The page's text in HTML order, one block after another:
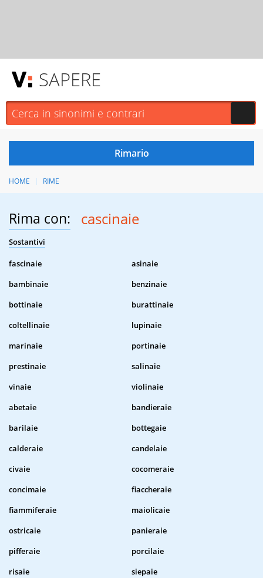
SAPERE
HOME RIME
Rima con: cascinaie
Sostantivi
fascinaie
asinaie
bambinaie
benzinaie
bottinaie
burattinaie
coltellinaie
lupinaie
marinaie
portinaie
prestinaie
salinaie
vinaie
violinaie
abetaie
bandieraie
barilaie
bottegaie
calderaie
candelaie
civaie
cocomeraie
concimaie
fiaccheraie
fiammiferaie
maiolicaie
ostricaie
panieraie
pifferaie
porcilaie
risaie
siepaie